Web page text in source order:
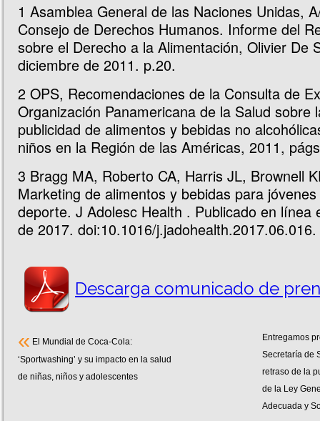
1 Asamblea General de las Naciones Unidas,
Consejo de Derechos Humanos. Informe del
sobre el Derecho a la Alimentación, Olivier De
diciembre de 2011. p.20.
2 OPS, Recomendaciones de la Consulta de
Organización Panamericana de la Salud sobre
publicidad de alimentos y bebidas no
niños en la Región de las Américas, 2011,
3 Bragg MA, Roberto CA, Harris JL, Brownell
Marketing de alimentos y bebidas para
deporte. J Adolesc Health . Publicado en línea
de 2017. doi:10.1016/j.jadohealth.2017.06.016.
Descarga comunicado de
Entregamos
Secretaría de
retraso de la
de la Ley
Adecuada y
« El Mundial de Coca-Cola:
‘Sportwashing’ y su impacto en la salud
de niñas, niños y adolescentes